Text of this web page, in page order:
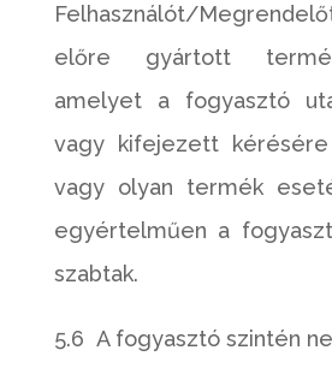
Felhasználót/
előre gyártott
amelyet a fogyasztó
vagy kifejezett
vagy olyan termék
egyértelműen a
szabtak.
5.6 A fogyasztó szintén